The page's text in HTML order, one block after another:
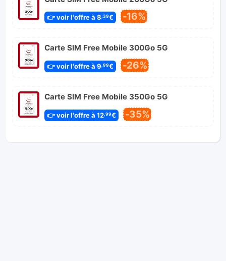
👉 voir l'offre à 8 ,39€ -16%
Carte SIM Free Mobile 300Go 5G
👉 voir l'offre à 9 ,99€ -26%
Carte SIM Free Mobile 350Go 5G
👉 voir l'offre à 12,99€ -35%